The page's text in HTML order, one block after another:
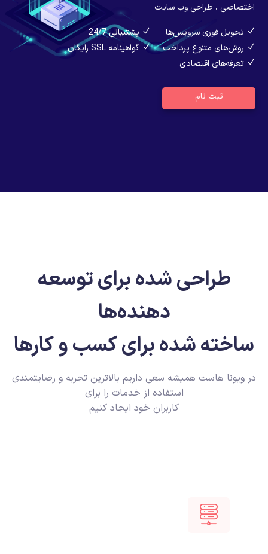
اختصاصی ، طراحی وب سایت
ثبت نام
تحویل فوری سرویس‌ها
روش‌های متنوع پرداخت
تعرفه‌های اقتصادی
پشتیبانی 24/7
گواهینامه SSL رایگان
طراحی شده برای توسعه
دهنده‌ها
ساخته شده برای کسب و کارها
در ویونا هاست همیشه سعی داریم بالاترین تجربه و رضایتمندی
استفاده از خدمات را برای
کاربران خود ایجاد کنیم